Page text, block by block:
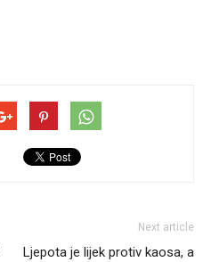
Next article
Ljepota je lijek protiv kaosa, a